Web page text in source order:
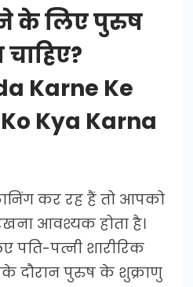
के लिए पुरुष
Karne Ke
Kya Karna
कर रह हैं तो आपको
आवश्यक होता है।
पति-पत्नी शारीरिक
दौरान पुरुष के शुक्राणु